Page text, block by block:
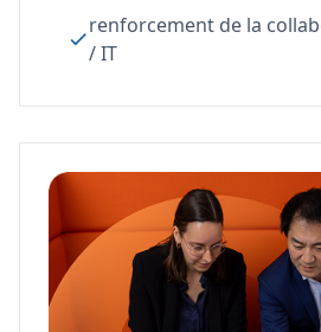
renforcement de la
/ IT